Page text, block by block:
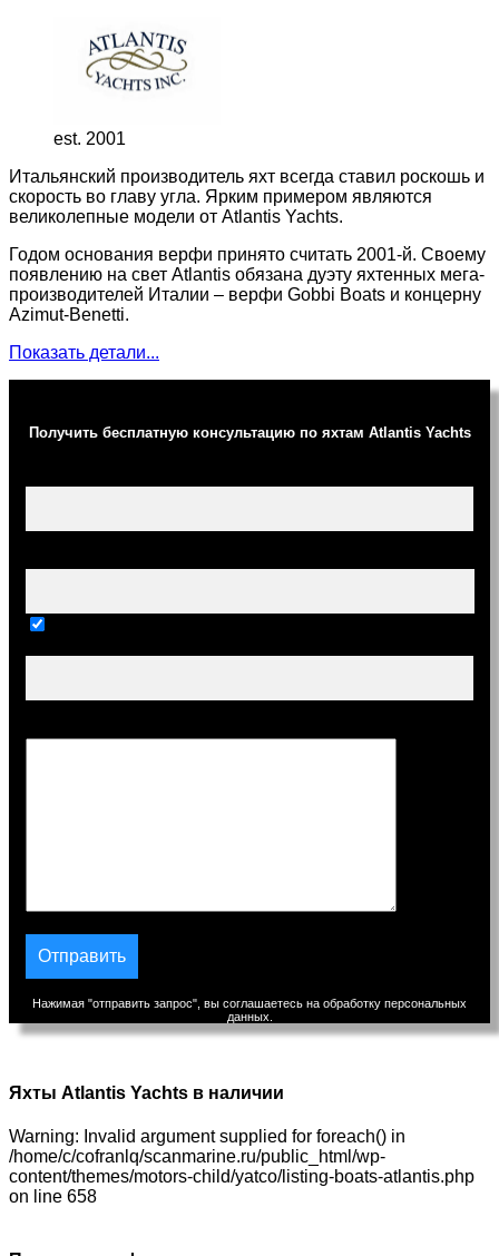
est. 2001
Итальянский производитель яхт всегда ставил роскошь и
скорость во главу угла. Ярким примером являются
великолепные модели от Atlantis Yachts.
Годом основания верфи принято считать 2001-й. Своему
появлению на свет Atlantis обязана дуэту яхтенных мега-
производителей Италии – верфи Gobbi Boats и концерну
Azimut-Benetti.
Показать детали...
Получить бесплатную консультацию по яхтам Atlantis Yachts
Нажимая "отправить запрос", вы соглашаетесь на обработку персональных
данных.
Яхты Atlantis Yachts в наличии
Warning: Invalid argument supplied for foreach() in
/home/c/cofranlq/scanmarine.ru/public_html/wp-
content/themes/motors-child/yatco/listing-boats-atlantis.php
on line 658